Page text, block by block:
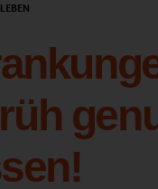
LEBEN